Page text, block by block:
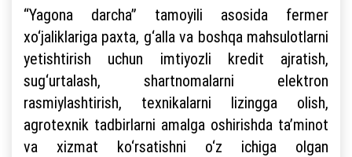
“Yagona darcha” tamoyili asosida fermer
xo‘jaliklariga paxta, g‘alla va boshqa mahsulotlarni
yetishtirish uchun imtiyozli kredit ajratish,
sug‘urtalash, shartnomalarni elektron
rasmiylashtirish, texnikalarni lizingga olish,
agrotexnik tadbirlarni amalga oshirishda ta’minot
va xizmat ko‘rsatishni o‘z ichiga olgan